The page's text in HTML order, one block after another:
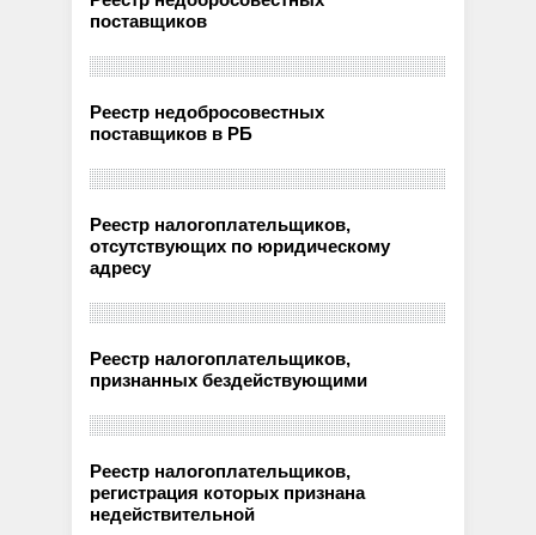
поставщиков
Реестр недобросовестных
поставщиков в РБ
Реестр налогоплательщиков,
отсутствующих по юридическому
адресу
Реестр налогоплательщиков,
признанных бездействующими
Реестр налогоплательщиков,
регистрация которых признана
недействительной